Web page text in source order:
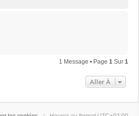
1 Message • Page 1 Sur 1
Aller À